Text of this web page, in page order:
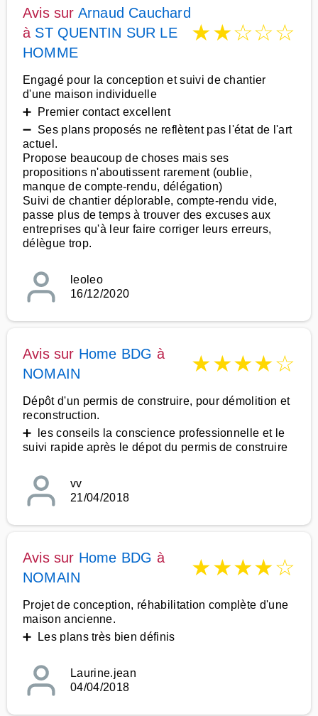
Avis sur Arnaud Cauchard
à ST QUENTIN SUR LE
HOMME
★★☆☆☆
Engagé pour la conception et suivi de chantier
d'une maison individuelle
➕ Premier contact excellent
➖ Ses plans proposés ne reflètent pas l'état de l'art
actuel.
Propose beaucoup de choses mais ses
propositions n'aboutissent rarement (oublie,
manque de compte-rendu, délégation)
Suivi de chantier déplorable, compte-rendu vide,
passe plus de temps à trouver des excuses aux
entreprises qu'à leur faire corriger leurs erreurs,
délègue trop.
leoleo
16/12/2020
Avis sur Home BDG à
NOMAIN
★★★★☆
Dépôt d'un permis de construire, pour démolition et
reconstruction.
➕ les conseils la conscience professionnelle et le
suivi rapide après le dépot du permis de construire
vv
21/04/2018
Avis sur Home BDG à
NOMAIN
★★★★☆
Projet de conception, réhabilitation complète d'une
maison ancienne.
➕ Les plans très bien définis
Laurine.jean
04/04/2018